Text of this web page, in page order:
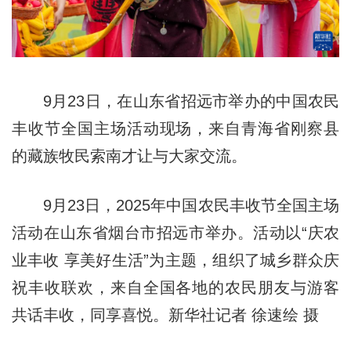
9月23日，在山东省招远市举办的中国农民
丰收节全国主场活动现场，来自青海省刚察县
的藏族牧民索南才让与大家交流。
9月23日，2025年中国农民丰收节全国主场
活动在山东省烟台市招远市举办。活动以“庆农
业丰收 享美好生活”为主题，组织了城乡群众庆
祝丰收联欢，来自全国各地的农民朋友与游客
共话丰收，同享喜悦。新华社记者 徐速绘 摄